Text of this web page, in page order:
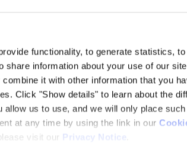
functionality, to generate statistics,
information about your use of our
it with other information that you
Click "Show details" to learn about the
us to use, and we will only place
at any time by using the link in our
visit our Privacy Notice